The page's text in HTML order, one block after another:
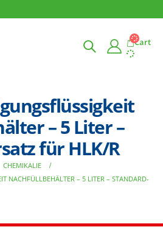
Cart
– 5 Liter –
für HLK/R
CHEMIKALIE
NACHFÜLLBEHÄLTER – 5 LITER – STANDARD-